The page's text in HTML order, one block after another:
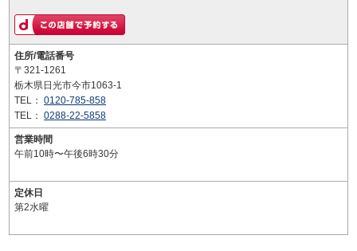
住所/電話番号
〒321-1261
栃木県日光市今市1063-1
TEL： 0120-785-858
TEL： 0288-22-5858
営業時間
午前10時〜午後6時30分
定休日
第2水曜